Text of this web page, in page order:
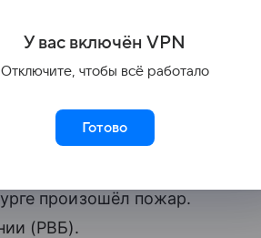
произошёл пожар.
(РВБ).
У вас включён VPN
Отключите, чтобы всё работало
Готово